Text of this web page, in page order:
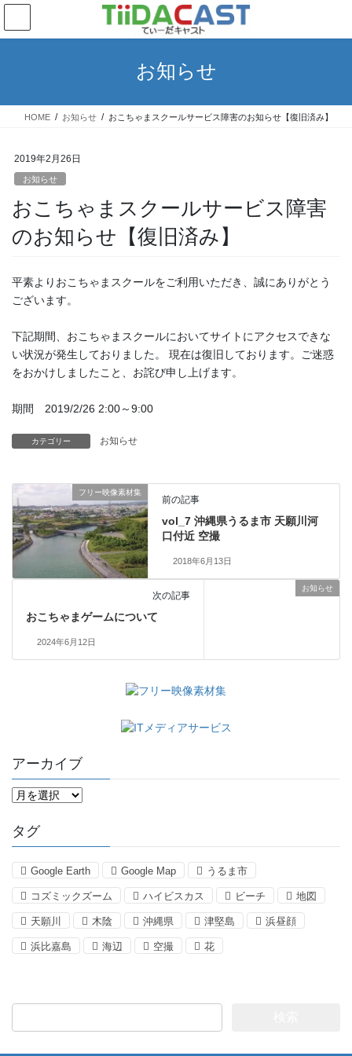
コ
テ
ス
ナ
ゲ
ン
お知らせ
HOME お知らせ おこちゃまスクールサービス障害のお知らせ【復旧済み】
2019年2月26日
お知らせ
おこちゃまスクールサービス障害
のお知らせ【復旧済み】
平素よりおこちゃまスクールをご利用いただき、誠にありがとう
ございます。
下記期間、おこちゃまスクールにおいてサイトにアクセスできな
い状況が発生しておりました。 現在は復旧しております。ご迷惑
をおかけしましたこと、お詫び申し上げます。
期間 2019/2/26 2:00～9:00
カテゴリー お知らせ
フリー映像素材集
前の記事
vol_7 沖縄県うるま市 天願川河
口付近 空撮
2018年6月13日
お知らせ
次の記事
おこちゃまゲームについて
2024年6月12日
アーカイブ
ア
ー
イ
タグ
Google Earth Google Map うるま市
コズミックズーム ハイビスカス ビーチ 地図
天願川 木陰 沖縄県 津堅島 浜昼顔
浜比嘉島 海辺 空撮 花
索: